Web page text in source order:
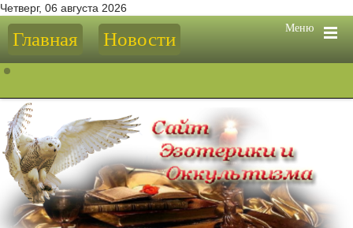
Четверг, 06 августа 2026
Меню
Главная Новости